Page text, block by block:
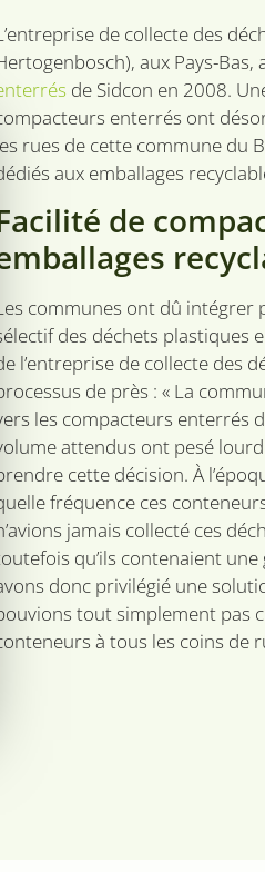
de collecte des
aux Pays-Bas,
de Sidcon en 2008.
enterrés ont
rues de cette commune du
aux emballages
de
communes ont dû intégrer
des déchets plastiques
l’entreprise de collecte des
de près : « La
les compacteurs enterrés
attendus ont pesé
cette décision. À
fréquence ces
jamais collecté ces
qu’ils contenaient
donc privilégié une
tout simplement pas
à tous les coins de